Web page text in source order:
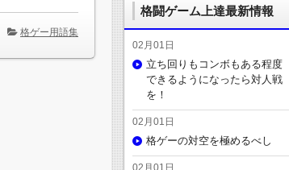
格ゲー用語集
格闘ゲーム上達最新情報
02月01日
立ち回りもコンボもある程度
できるようになったら対人戦
を！
02月01日
格ゲーの対空を極めるべし